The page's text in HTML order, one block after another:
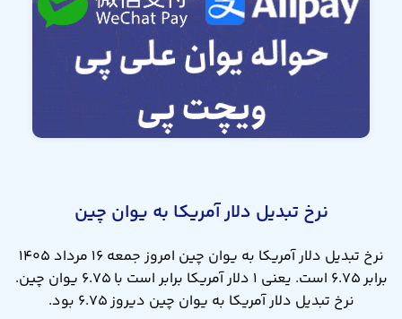
نرخ تبدیل دلار آمریکا به یوان چین
نرخ تبدیل دلار آمریکا به یوان چین امروز جمعه ۱۶ مرداد ۱۴۰۵
برابر ۶.۷۵ است. یعنی ۱ دلار آمریکا برابر است با ۶.۷۵ یوان چین.
نرخ تبدیل دلار آمریکا به یوان چین دیروز ۶.۷۵ بود.